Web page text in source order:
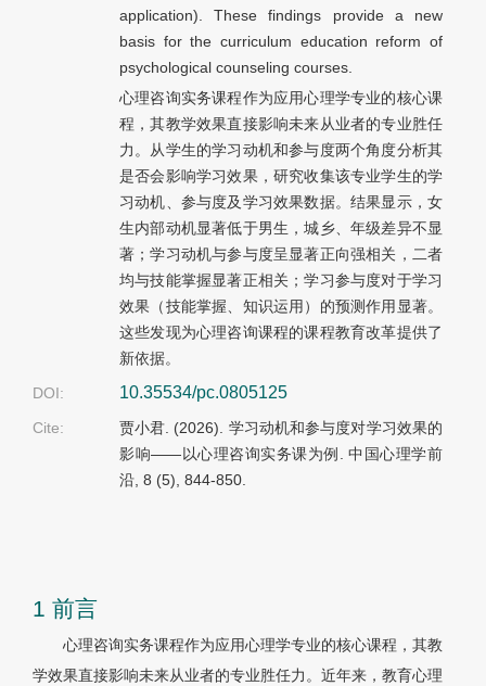
application). These findings provide a new
basis for the curriculum education reform of
psychological counseling courses.
心理咨询实务课程作为应用心理学专业的核心课
程，其教学效果直接影响未来从业者的专业胜任
力。从学生的学习动机和参与度两个角度分析其
是否会影响学习效果，研究收集该专业学生的学
习动机、参与度及学习效果数据。结果显示，女
生内部动机显著低于男生，城乡、年级差异不显
著；学习动机与参与度呈显著正向强相关，二者
均与技能掌握显著正相关；学习参与度对于学习
效果（技能掌握、知识运用）的预测作用显著。
这些发现为心理咨询课程的课程教育改革提供了
新依据。
DOI:
10.35534/pc.0805125
Cite:
贾小君. (2026). 学习动机和参与度对学习效果的
影响——以心理咨询实务课为例. 中国心理学前
沿, 8 (5), 844-850.
1 前言
心理咨询实务课程作为应用心理学专业的核心课程，其教
学效果直接影响未来从业者的专业胜任力。近年来，教育心理